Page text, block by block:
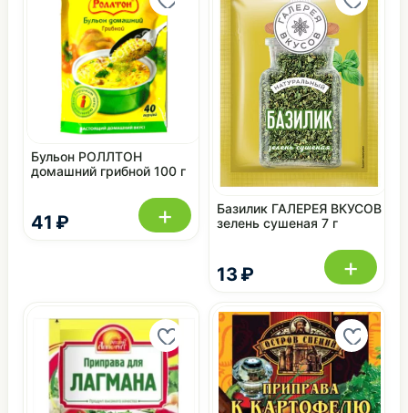
41 ₽
Бульон РОЛЛТОН
домашний грибной 100 г
+
13 ₽
Базилик ГАЛЕРЕЯ ВКУСОВ
зелень сушеная 7 г
+